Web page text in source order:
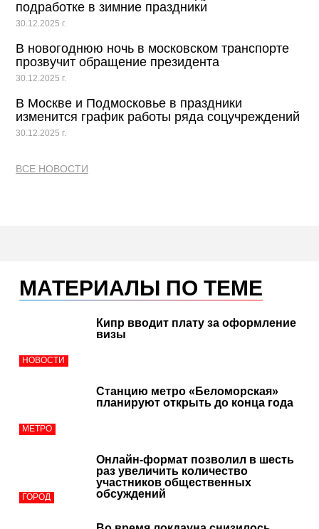
подработке в зимние праздники
30.12.2025 г.
В новогоднюю ночь в московском транспорте
прозвучит обращение президента
30.12.2025 г.
В Москве и Подмосковье в праздники
изменится график работы ряда соцучреждений
30.12.2025 г.
ВСЕ НОВОСТИ
МАТЕРИАЛЫ ПО ТЕМЕ
НОВОСТИ
Кипр вводит плату за оформление
визы
МЕТРО
Станцию метро «Беломорская»
планируют открыть до конца года
ГОРОД
Онлайн-формат позволил в шесть
раз увеличить количество
участников общественных
обсуждений